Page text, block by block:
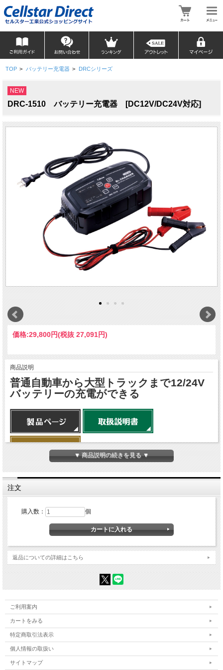
TOP > バッテリー充電器 > DRCシリーズ
NEW
DRC-1510 バッテリー充電器 [DC12V/DC24V対応]
価格:29,800円(税抜 27,091円)
商品説明
普通自動車から大型トラックまで12/24V
バッテリーの充電ができる
初めてでも安心のカンタン操作！
▼ 商品説明の続きを見る ▼
注文
購入数： 個
返品についての詳細はこちら
ご利用案内
カートをみる
特定商取引法表示
個人情報の取扱い
サイトマップ